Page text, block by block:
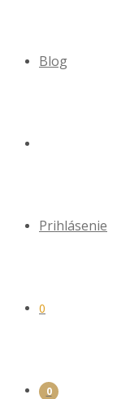
Blog
Prihlásenie
0
0